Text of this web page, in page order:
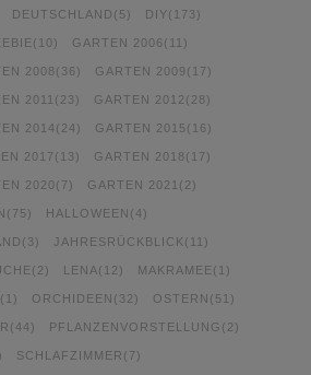
DEUTSCHLAND (5) DIY(173)
(10) GARTEN 2006 (11)
2008(36) GARTEN 2009 (17)
2011 (23) GARTEN 2012 (28)
2014(24) GARTEN 2015(16)
2017 (13) GARTEN 2018(17)
2020(7) GARTEN 2021 (2)
(75) HALLOWEEN (4)
(3) JAHRESRÜCKBLICK (11)
(2) LENA(12) MAKRAMEE (1)
(1) ORCHIDEEN (32) OSTERN (51)
(44) PFLANZENVORSTELLUNG (2)
SCHLAFZIMMER (7)